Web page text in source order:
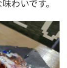
わいです。